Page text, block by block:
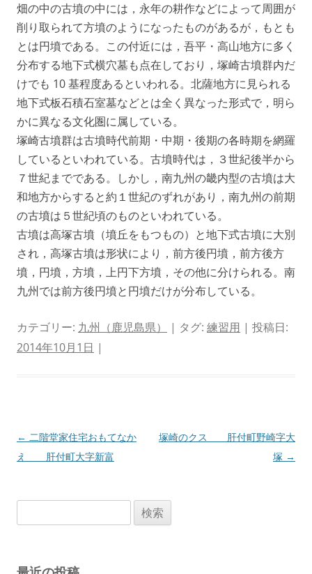
畑の中の古墳の中には，永年の耕作などによって周囲が
削り取られて方墳のようになったものがあるが，もとも
とは円墳である。この付近には，吾平・高山地方に多く
分布する地下式横穴墓も点在しており，塚崎古墳群内だ
けでも 10 基程度あるといわれる。北薩地方に見られる
地下式板石積石室墓などとは全く異なった形式で，明ら
かに異なる文化圏に属している。
塚崎古墳群は古墳時代前期・中期・後期の各時期を網羅
しているといわれている。古墳時代は，３世紀後半から
７世紀までである。しかし，南九州の畿内型の古墳は大
和地方からすると約１世紀のずれがあり，南九州の前期
の古墳は５世紀頃のものといわれている。
古墳は高塚古墳（墳丘をもつもの）と地下式古墳に大別
され，高塚古墳は形状により，前方後円墳，前方後方
墳，円墳，方墳，上円下方墳，その他に分けられる。南
九州では前方後円墳と円墳だけが分布している。
カテゴリー: 九州（鹿児島県） | タグ: 練習用 | 投稿日:
2014年10月1日 |
投
稿
← 二階堂家住宅おもてなか
え 肝付町大字新富
塚崎のクス 肝付町野崎字大
塚 →
索: